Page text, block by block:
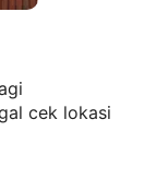
cek lokasi